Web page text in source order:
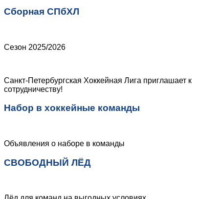
Сборная СПбХЛ
Сезон 2025/2026
Санкт-Петербургская Хоккейная Лига приглашает к
сотрудничеству!
Набор в хоккейные команды
Объявления о наборе в команды
СВОБОДНЫЙ ЛЁД